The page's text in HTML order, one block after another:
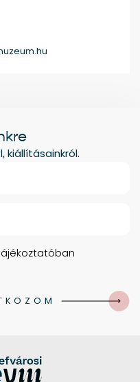
kiállításainkról.